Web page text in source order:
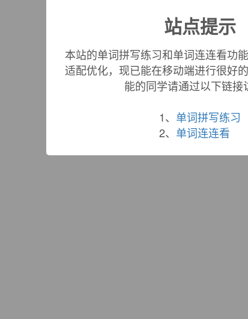
站点提示
本站的单词拼写练习和单词连连看功
适配优化，现已能在移动端进行很好
能的同学请通过以下链接
1、 单词拼写练习
2、 单词连连看